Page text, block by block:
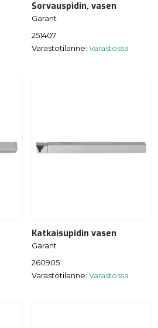
Sorvauspidin, vasen
Garant
251407
Varastotilanne: Varastossa
Katkaisupidin vasen
Garant
260905
Varastotilanne: Varastossa